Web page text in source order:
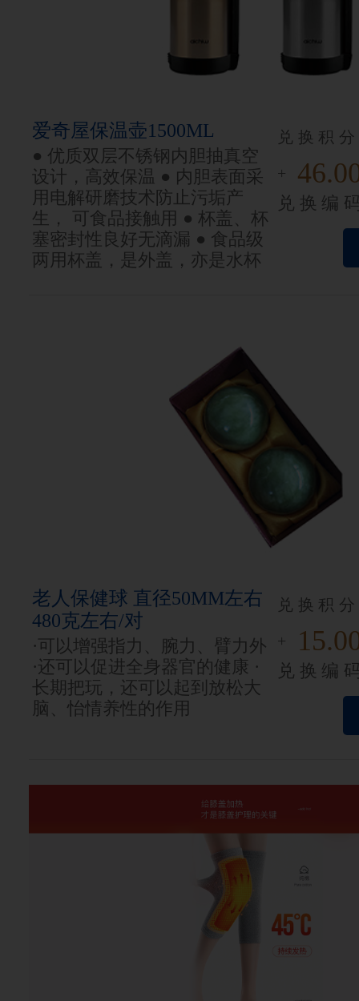
爱奇屋保温壶1500ML
● 优质双层不锈钢内胆抽真空
设计，高效保温 ● 内胆表面采
用电解研磨技术防止污垢产
生， 可食品接触用 ● 杯盖、杯
塞密封性良好无滴漏 ● 食品级
两用杯盖，是外盖，亦是水杯
兑换积
+
兑换编
老人保健球 直径50MM左右
480克左右/对
·可以增强指力、腕力、臂力外
·还可以促进全身器官的健康 ·
长期把玩，还可以起到放松大
脑、怡情养性的作用
兑换积
+
兑换编